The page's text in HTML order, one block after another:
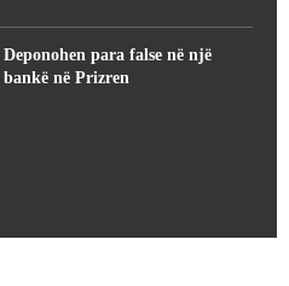
Deponohen para false në një
bankë në Prizren